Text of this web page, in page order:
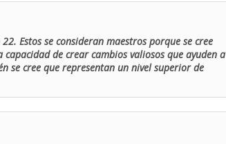
Estos se consideran maestros porque se cree
de crear cambios valiosos que ayuden a
se cree que representan un nivel superior de